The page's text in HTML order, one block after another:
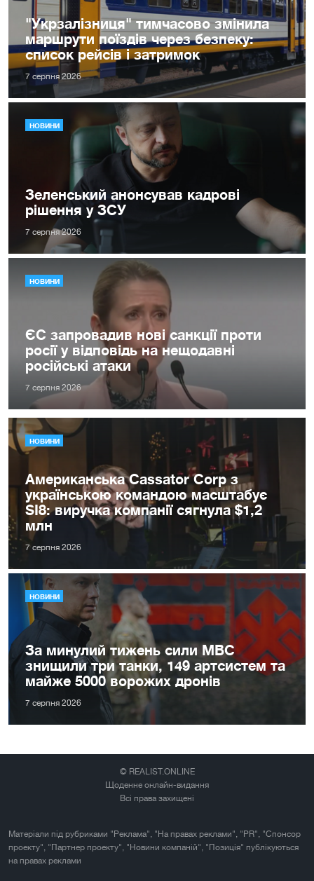
"Укрзалізниця" тимчасово змінила
маршрути поїздів через безпеку:
список рейсів і затримок
7 серпня 2026
НОВИНИ
Зеленський анонсував кадрові
рішення у ЗСУ
7 серпня 2026
НОВИНИ
ЄС запровадив нові санкції проти
росії у відповідь на нещодавні
російські атаки
7 серпня 2026
НОВИНИ
Американська Cassator Corp з
українською командою масштабує
SI8: виручка компанії сягнула $1,2
млн
7 серпня 2026
НОВИНИ
За минулий тижень сили МВС
знищили три танки, 149 артсистем та
майже 5000 ворожих дронів
7 серпня 2026
© REALIST.ONLINE
Щоденне онлайн-видання
Всі права захищені
Матеріали під рубриками "Реклама", "На правах реклами", "PR", "Спонсор
проекту", "Партнер проекту", "Новини компаній", "Позиція" публікуються
на правах реклами